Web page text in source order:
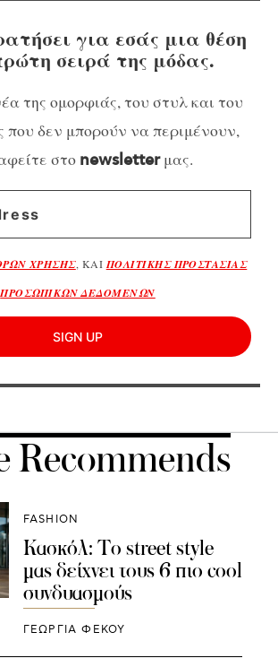
για εσάς μια θέση
σειρά της μόδας.
της ομορφιάς, του στυλ και του
που δεν μπορούν να περιμένουν,
στο newsletterμας.
ΧΡΗΣΗΣ, ΚΑΙ ΠΟΛΙΤΙΚΗΣ ΠΡΟΣΤΑΣΙΑΣ
ΠΡΟΣΩΠΙΚΩΝ ΔΕΔΟΜΕΝΩΝ
SIGN UP
Recommends
FASHION
Κασκόλ: Το street style
μας δείχνει τους 6 πιο cool
συνδυασμούς
ΓΕΩΡΓΙΑ ΦΕΚΟΥ